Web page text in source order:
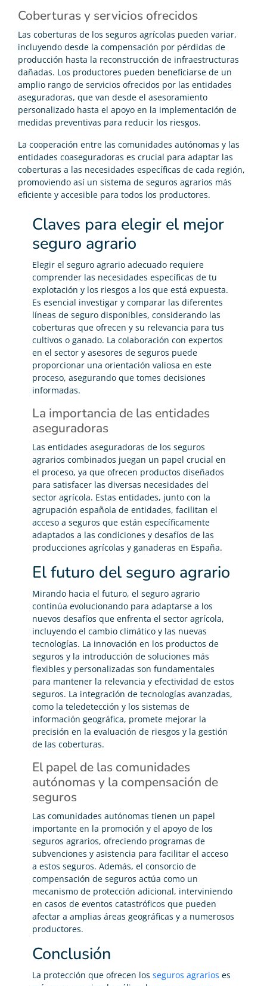
Coberturas y servicios ofrecidos
Las coberturas de los seguros agrícolas pueden variar,
incluyendo desde la compensación por pérdidas de
producción hasta la reconstrucción de infraestructuras
dañadas. Los productores pueden beneficiarse de un
amplio rango de servicios ofrecidos por las entidades
aseguradoras, que van desde el asesoramiento
personalizado hasta el apoyo en la implementación de
medidas preventivas para reducir los riesgos.
La cooperación entre las comunidades autónomas y las
entidades coaseguradoras es crucial para adaptar las
coberturas a las necesidades específicas de cada región,
promoviendo así un sistema de seguros agrarios más
eficiente y accesible para todos los productores.
Claves para elegir el mejor
seguro agrario
Elegir el seguro agrario adecuado requiere
comprender las necesidades específicas de tu
explotación y los riesgos a los que está expuesta.
Es esencial investigar y comparar las diferentes
líneas de seguro disponibles, considerando las
coberturas que ofrecen y su relevancia para tus
cultivos o ganado. La colaboración con expertos
en el sector y asesores de seguros puede
proporcionar una orientación valiosa en este
proceso, asegurando que tomes decisiones
informadas.
La importancia de las entidades
aseguradoras
Las entidades aseguradoras de los seguros
agrarios combinados juegan un papel crucial en
el proceso, ya que ofrecen productos diseñados
para satisfacer las diversas necesidades del
sector agrícola. Estas entidades, junto con la
agrupación española de entidades, facilitan el
acceso a seguros que están específicamente
adaptados a las condiciones y desafíos de las
producciones agrícolas y ganaderas en España.
El futuro del seguro agrario
Mirando hacia el futuro, el seguro agrario
continúa evolucionando para adaptarse a los
nuevos desafíos que enfrenta el sector agrícola,
incluyendo el cambio climático y las nuevas
tecnologías. La innovación en los productos de
seguros y la introducción de soluciones más
flexibles y personalizadas son fundamentales
para mantener la relevancia y efectividad de estos
seguros. La integración de tecnologías avanzadas,
como la teledetección y los sistemas de
información geográfica, promete mejorar la
precisión en la evaluación de riesgos y la gestión
de las coberturas.
El papel de las comunidades
autónomas y la compensación de
seguros
Las comunidades autónomas tienen un papel
importante en la promoción y el apoyo de los
seguros agrarios, ofreciendo programas de
subvenciones y asistencia para facilitar el acceso
a estos seguros. Además, el consorcio de
compensación de seguros actúa como un
mecanismo de protección adicional, interviniendo
en casos de eventos catastróficos que pueden
afectar a amplias áreas geográficas y a numerosos
productores.
Conclusión
La protección que ofrecen los seguros agrarios es